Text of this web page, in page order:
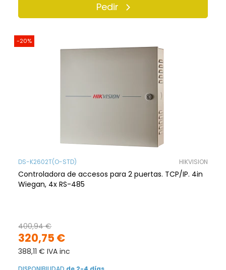
Pedir
-20%
DS-K2602T(O-STD) HIKVISION
Controladora de accesos para 2 puertas. TCP/IP. 4in
Wiegan, 4x RS-485
320,75 €
400,94 €
388,11 € IVA inc